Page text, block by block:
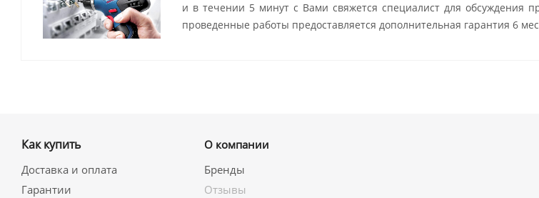
и в течении 5 минут с Вами свяжется специалист для обсуждения
проведенные работы предоставляется дополнительная гарантия 6
Как купить
Доставка и оплата
Гарантии
О компании
Бренды
Отзывы